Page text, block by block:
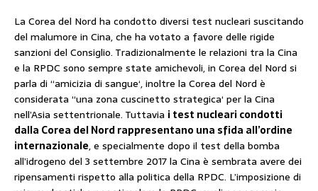
La Corea del Nord ha condotto diversi test nucleari suscitando
del malumore in Cina, che ha votato a favore delle rigide
sanzioni del Consiglio. Tradizionalmente le relazioni tra la Cina
e la RPDC sono sempre state amichevoli, in Corea del Nord si
parla di “amicizia di sangue‘, inoltre la Corea del Nord è
considerata “una zona cuscinetto strategica‘ per la Cina
nell’Asia settentrionale. Tuttavia i test nucleari condotti
dalla Corea del Nord rappresentano una sfida all’ordine
internazionale, e specialmente dopo il test della bomba
all’idrogeno del 3 settembre 2017 la Cina è sembrata avere dei
ripensamenti rispetto alla politica della RPDC. L’imposizione di